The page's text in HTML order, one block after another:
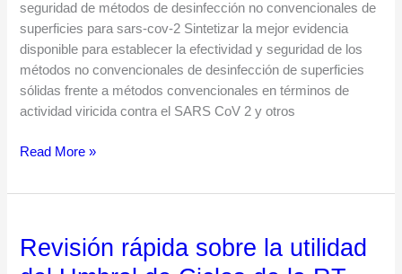
seguridad de métodos de desinfección no convencionales de
superficies para sars-cov-2 Sintetizar la mejor evidencia
disponible para establecer la efectividad y seguridad de los
métodos no convencionales de desinfección de superficies
sólidas frente a métodos convencionales en términos de
actividad viricida contra el SARS CoV 2 y otros
de
desinfección
no
convencionales
de
superficies
sars-
2
Read More »
Revisión rápida sobre la utilidad
Revisión